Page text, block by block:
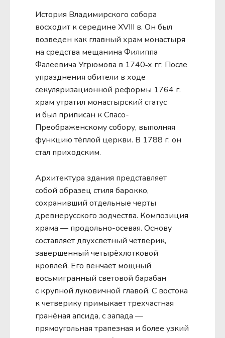
История Владимирского собора
восходит к середине XVIII в. Он был
возведен как главный храм монастыря
на средства мещанина Филиппа
Фалеевича Угрюмова в 1740‑х гг. После
упразднения обители в ходе
секуляризационной реформы 1764 г.
храм утратил монастырский статус
и был приписан к Спасо-
Преображенскому собору, выполняя
функцию тёплой церкви. В 1788 г. он
стал приходским.
Архитектура здания представляет
собой образец стиля барокко,
сохранивший отдельные черты
древнерусского зодчества. Композиция
храма — продольно-осевая. Основу
составляет двухсветный четверик,
завершенный четырёхлотковой
кровлей. Его венчает мощный
восьмигранный световой барабан
с крупной луковичной главой. С востока
к четверику примыкает трехчастная
гранёная апсида, с запада —
прямоугольная трапезная и более узкий